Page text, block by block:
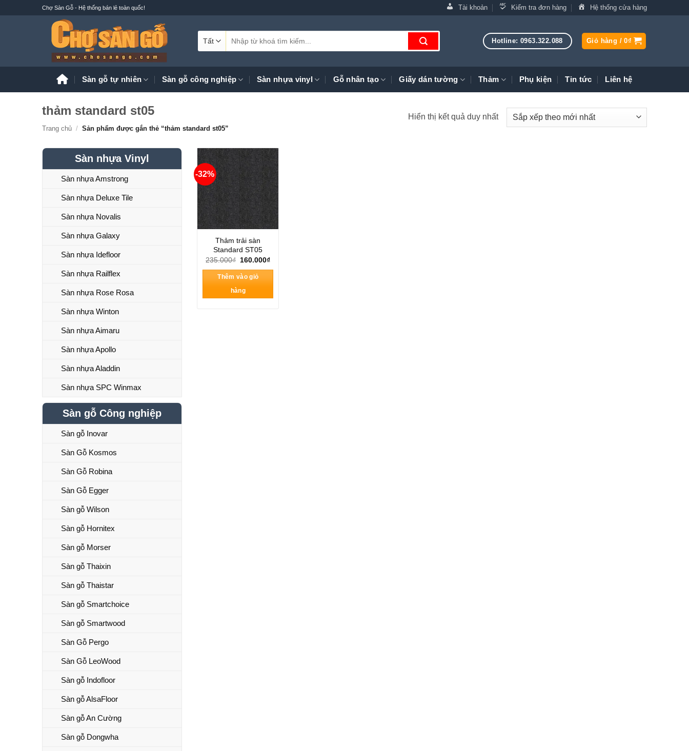
Chợ Sàn Gỗ - Hệ thống bán lẻ toàn quốc! Tài khoản Kiểm tra đơn hàng Hệ thống cửa hàng
kiếm:
Hotline: 0963.322.088 Giỏ hàng /0₫
Sàn gỗ tự nhiên Sàn gỗ công nghiệp Sàn nhựa vinyl Gỗ nhân tạo Giấy dán tường Thảm Phụ kiện Tin tức Liên hệ
thảm standard st05
Trang chủ / Sản phẩm được gắn thẻ “thảm standard st05”
Hiển thị kết quả duy nhất
Sàn nhựa Vinyl
Sàn nhựa Amstrong
Sàn nhựa Deluxe Tile
Sàn nhựa Novalis
Sàn nhựa Galaxy
Sàn nhựa Idefloor
Sàn nhựa Railflex
Sàn nhựa Rose Rosa
Sàn nhựa Winton
Sàn nhựa Aimaru
Sàn nhựa Apollo
Sàn nhựa Aladdin
Sàn nhựa SPC Winmax
Sàn gỗ Công nghiệp
Sàn gỗ Inovar
Sàn Gỗ Kosmos
Sàn Gỗ Robina
Sàn Gỗ Egger
Sàn gỗ Wilson
Sàn gỗ Hornitex
Sàn gỗ Morser
Sàn gỗ Thaixin
Sàn gỗ Thaistar
Sàn gỗ Smartchoice
Sàn gỗ Smartwood
Sàn Gỗ Pergo
Sàn Gỗ LeoWood
Sàn gỗ Indofloor
Sàn gỗ AlsaFloor
Sàn gỗ An Cường
Sàn gỗ Dongwha
-32%
Thảm trải sàn
Standard ST05
235.000₫ Giá
là:
235.000₫.
160.000₫Giá
Thêm vào giỏ
hàng